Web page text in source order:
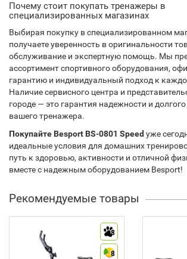
Почему стоит покупать тренажеры в
специализированных магазинах
Выбирая покупку в специализированном
получаете уверенность в оригинальности
обслуживание и экспертную помощь. Мы
ассортимент спортивного оборудования,
гарантию и индивидуальный подход к
Наличие сервисного центра и
городе — это гарантия надежности и
вашего тренажера.
Покупайте Besport BS-0801 Speed уже
идеальные условия для домашних
путь к здоровью, активности и отличной
вместе с надежным оборудованием Besport!
Рекомендуемые товары
8
8